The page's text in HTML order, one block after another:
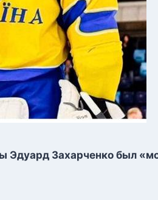
Эдуард Захарченко был